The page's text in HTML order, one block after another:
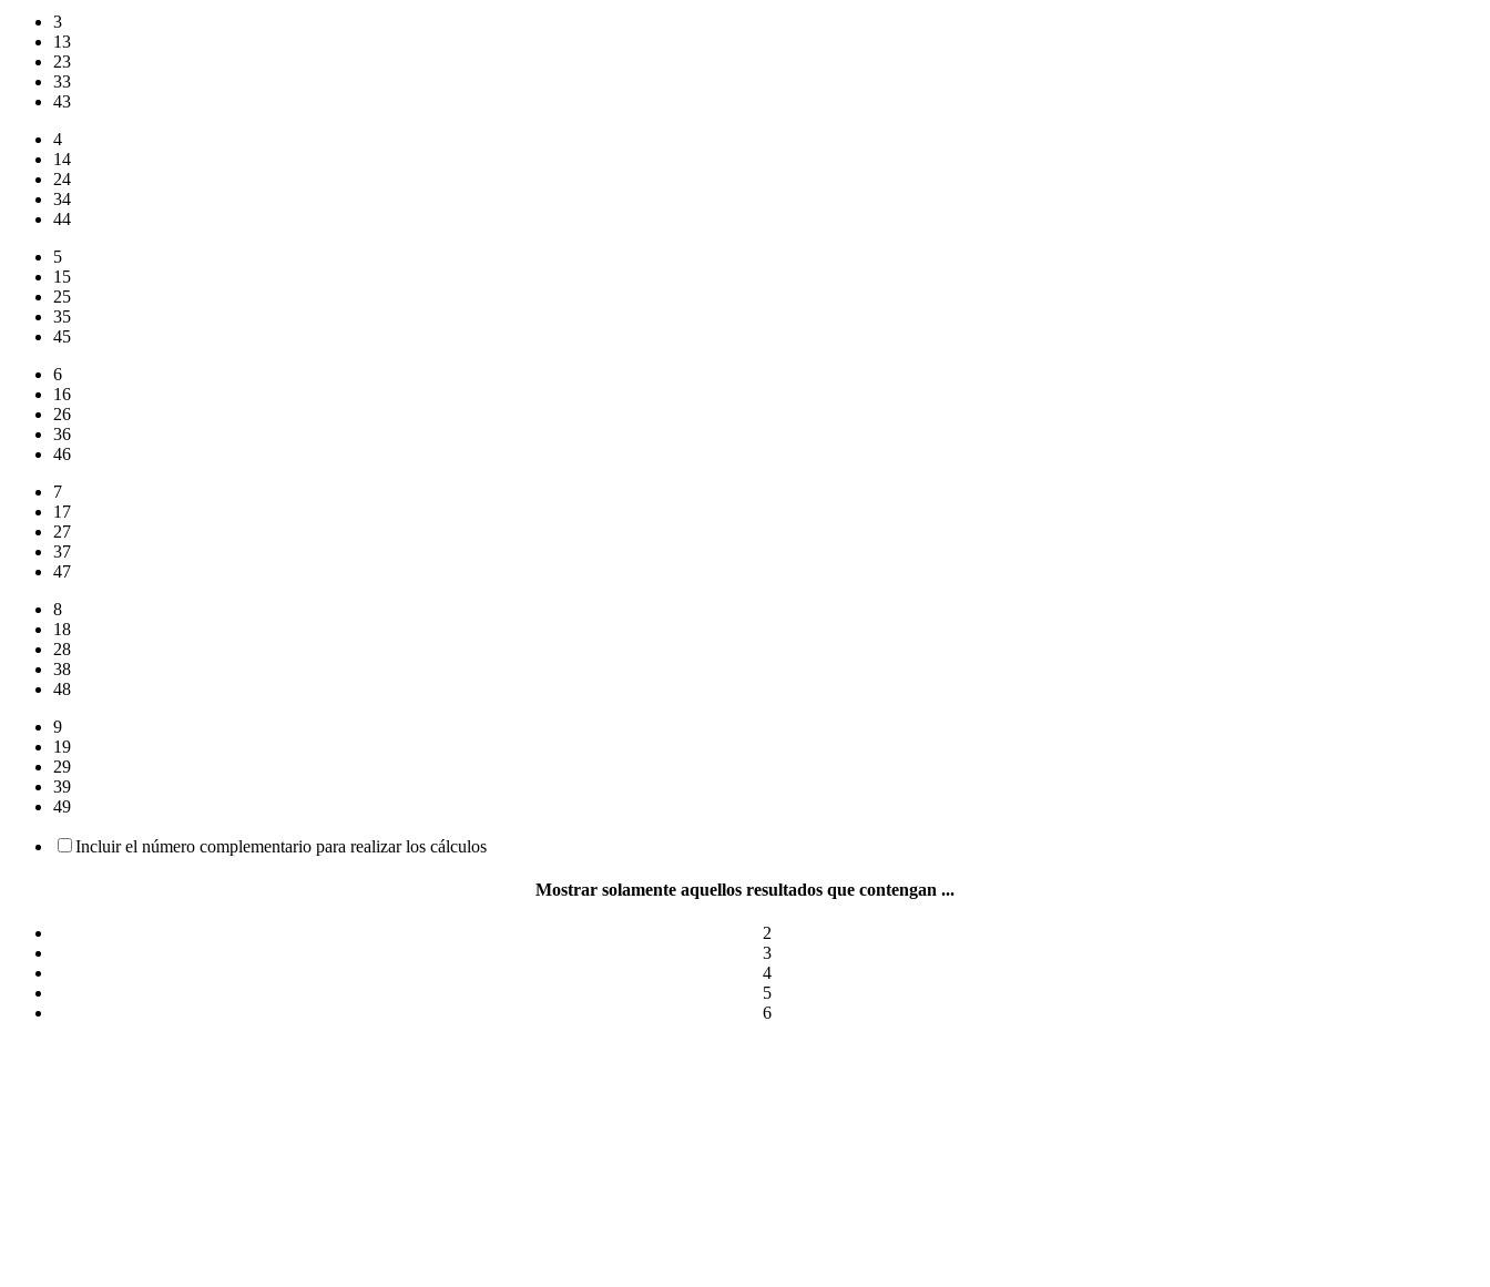
3
13
23
33
43
4
14
24
34
44
5
15
25
35
45
6
16
26
36
46
7
17
27
37
47
8
18
28
38
48
9
19
29
39
49
Incluir el número complementario para realizar los cálculos
Mostrar solamente aquellos resultados que contengan ...
2
3
4
5
6